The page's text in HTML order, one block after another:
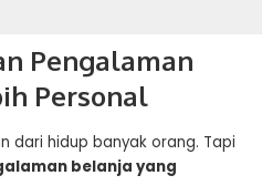
Pengalaman
Personal
dari hidup banyak orang. Tapi
belanja yang